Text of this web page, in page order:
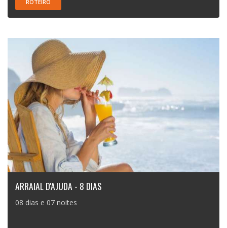
ROTEIRO
ARRAIAL D'AJUDA - 8 DIAS
08 dias e 07 noites